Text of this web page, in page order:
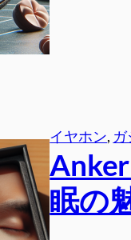
イヤホン, ガ
眠の